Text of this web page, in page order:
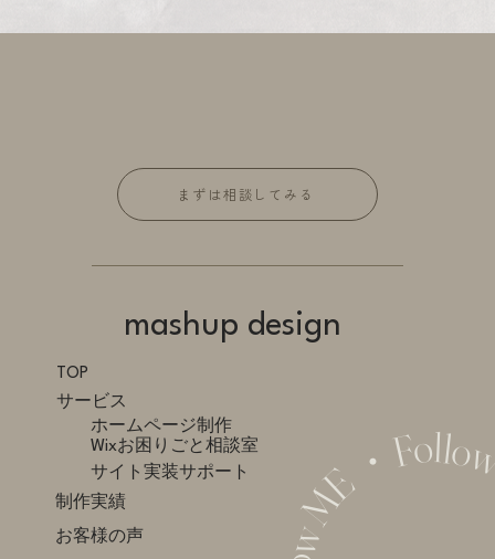
まずは相談してみる
mashup design
TOP
サービス
ホームページ制作
Wixお困りごと相談室
サイト実装サポート
制作実績
お客様の声